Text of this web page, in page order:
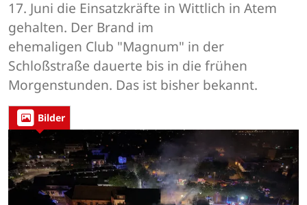
17. Juni die Einsatzkräfte in Wittlich in Atem
gehalten. Der Brand im
ehemaligen Club "Magnum" in der
Schloßstraße dauerte bis in die frühen
Morgenstunden. Das ist bisher bekannt.
Bilder